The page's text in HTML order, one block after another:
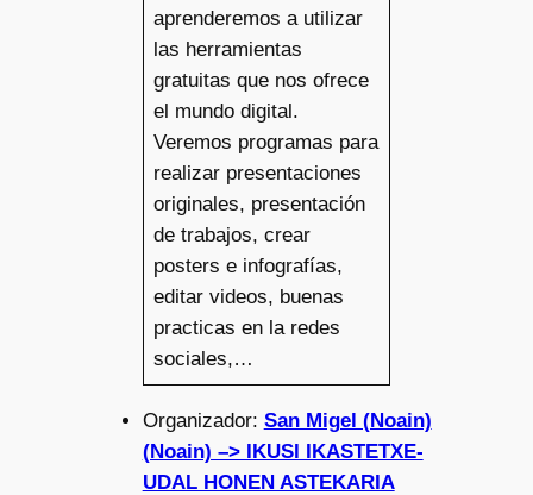
aprenderemos a utilizar
las herramientas
gratuitas que nos ofrece
el mundo digital.
Veremos programas para
realizar presentaciones
originales, presentación
de trabajos, crear
posters e infografías,
editar videos, buenas
practicas en la redes
sociales,…
Organizador: San Migel (Noain)
(Noain) –> IKUSI IKASTETXE-
UDAL HONEN ASTEKARIA